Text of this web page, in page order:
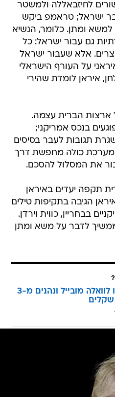
לחיזבאללה ולמשטר
ישראל; טראמפ ביקש
למשא ומתן. כלומר, הנשיא
גם עבור ישראל: כל
אלא שעבור ישראל
על העורף הישראלי
איראן לומדת שהירי
ארצות הברית עצמה.
בנכס אמריקני;
תגובות לעבר בסיסים
המערכת כולה מחפשת דרך
את המסלול להסכם.
תקפה יעדים באיראן
הגיבה בתקיפות טילים
בבחריין, כווית וירדן.
לדבר על משא ומתן
עוברים עכשיו לוואלה מובייל ונהנים מ-3